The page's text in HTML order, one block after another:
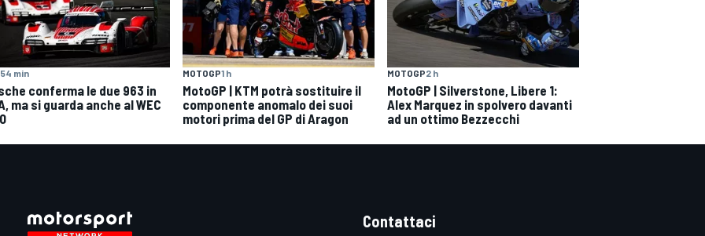
54 min
conferma le due 963 in
ma si guarda anche al WEC
MOTOGP1 h
MotoGP | KTM potrà sostituire il
componente anomalo dei suoi
motori prima del GP di Aragon
MOTOGP2 h
MotoGP | Silverstone, Libere 1:
Alex Marquez in spolvero davanti
ad un ottimo Bezzecchi
Contattaci